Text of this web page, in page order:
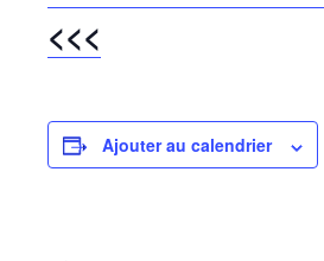
<<<
Ajouter au calendrier